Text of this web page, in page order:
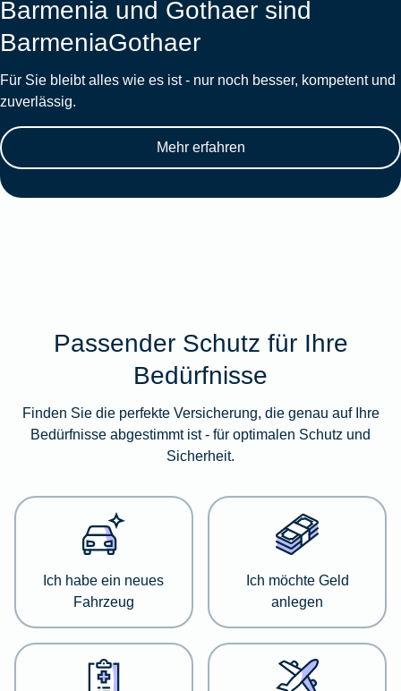
Barmenia und Gothaer sind
BarmeniaGothaer
Für Sie bleibt alles wie es ist - nur noch besser, kompetent und
zuverlässig.
Mehr erfahren
Sie
eine
verschiedene
Versicherungskategorien.
haben
die
sich
Passender Schutz für Ihre
Bedürfnisse
Finden Sie die perfekte Versicherung, die genau auf Ihre
Bedürfnisse abgestimmt ist - für optimalen Schutz und
Sicherheit.
Ich habe ein neues
Fahrzeug
Ich möchte Geld
anlegen